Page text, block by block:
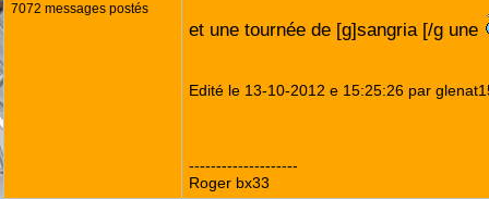
7072 messages postés
et une tournée de [g]sangria [/g une
Edité le 13-10-2012 e 15:25:26 par
--------------------
Roger bx33